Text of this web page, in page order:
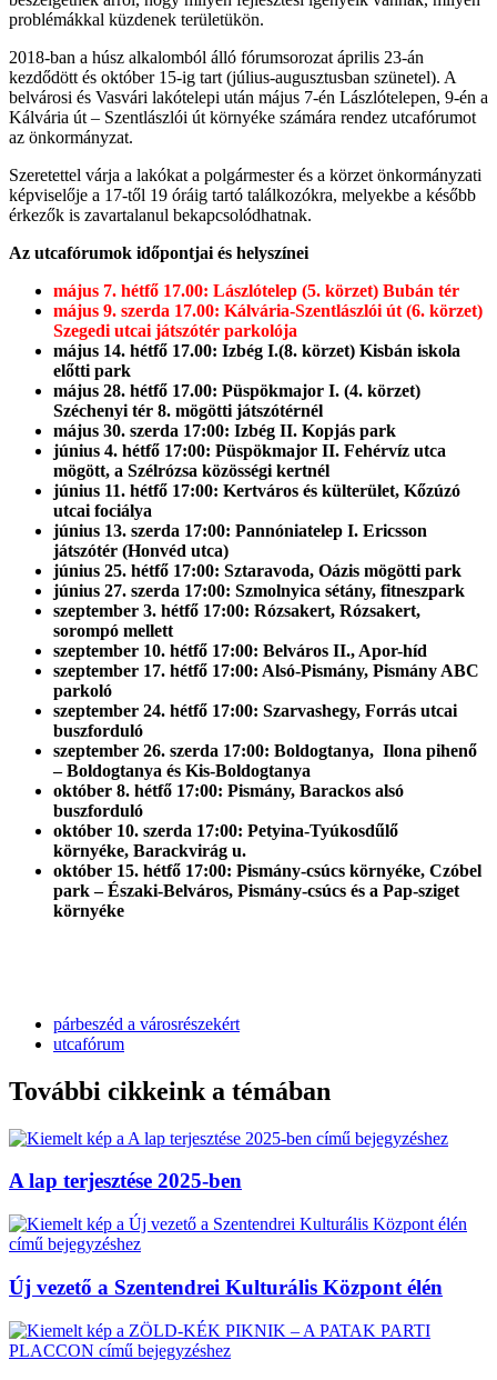
problémákkal küzdenek területükön.
2018-ban a húsz alkalomból álló fórumsorozat április 23-án
kezdődött és október 15-ig tart (július-augusztusban szünetel). A
belvárosi és Vasvári lakótelepi után május 7-én Lászlótelepen, 9-én a
Kálvária út – Szentlászlói út környéke számára rendez utcafórumot
az önkormányzat.
Szeretettel várja a lakókat a polgármester és a körzet önkormányzati
képviselője a 17-től 19 óráig tartó találkozókra, melyekbe a később
érkezők is zavartalanul bekapcsolódhatnak.
Az utcafórumok időpontjai és helyszínei
május 7. hétfő 17.00: Lászlótelep (5. körzet) Bubán tér
május 9. szerda 17.00: Kálvária-Szentlászlói út (6. körzet)
Szegedi utcai játszótér parkolója
május 14. hétfő 17.00: Izbég I.(8. körzet) Kisbán iskola
előtti park
május 28. hétfő 17.00: Püspökmajor I. (4. körzet)
Széchenyi tér 8. mögötti játszótérnél
május 30. szerda 17:00: Izbég II. Kopjás park
június 4. hétfő 17:00: Püspökmajor II. Fehérvíz utca
mögött, a Szélrózsa közösségi kertnél
június 11. hétfő 17:00: Kertváros és külterület, Kőzúzó
utcai fociálya
június 13. szerda 17:00: Pannóniatelep I. Ericsson
játszótér (Honvéd utca)
június 25. hétfő 17:00: Sztaravoda, Oázis mögötti park
június 27. szerda 17:00: Szmolnyica sétány, fitneszpark
szeptember 3. hétfő 17:00: Rózsakert, Rózsakert,
sorompó mellett
szeptember 10. hétfő 17:00: Belváros II., Apor-híd
szeptember 17. hétfő 17:00: Alsó-Pismány, Pismány ABC
parkoló
szeptember 24. hétfő 17:00: Szarvashegy, Forrás utcai
buszforduló
szeptember 26. szerda 17:00: Boldogtanya, Ilona pihenő
– Boldogtanya és Kis-Boldogtanya
október 8. hétfő 17:00: Pismány, Barackos alsó
buszforduló
október 10. szerda 17:00: Petyina-Tyúkosdűlő
környéke, Barackvirág u.
október 15. hétfő 17:00: Pismány-csúcs környéke, Czóbel
park – Északi-Belváros, Pismány-csúcs és a Pap-sziget
környéke
párbeszéd a városrészekért
utcafórum
További cikkeink a témában
A lap terjesztése 2025-ben
Új vezető a Szentendrei Kulturális Központ élén